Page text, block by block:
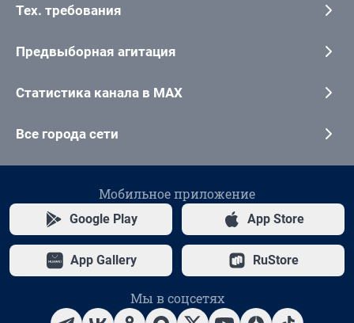
Тех. требования
Предвыборная агитация
Статистика канала в MAX
Все города сети
Мобильное приложение
Google Play App Store
App Gallery RuStore
Мы в соцсетях